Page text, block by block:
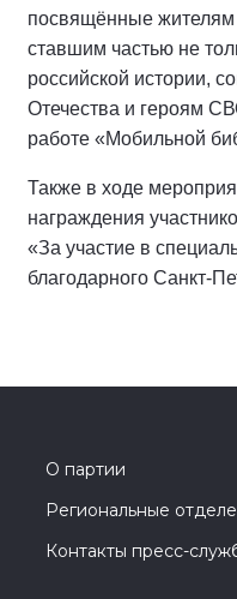
посвящённые жителям
ставшим частью не
российской истории,
Отечества и героям
работе «Мобильной
Также в ходе
награждения
«За участие в
благодарного Санкт-
О партии
Региональные
Контакты пресс-